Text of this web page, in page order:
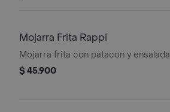
Mojarra Frita Rappi
Mojarra frita con patacon y ensalada
$ 45.900